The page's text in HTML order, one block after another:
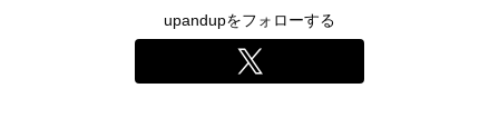
upandupをフォローする